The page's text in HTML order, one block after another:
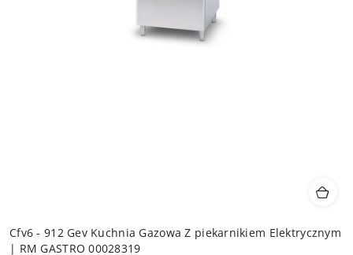
Cfv6 - 912 Gev Kuchnia Gazowa Z piekarnikiem Elektrycznym
| RM GASTRO 00028319